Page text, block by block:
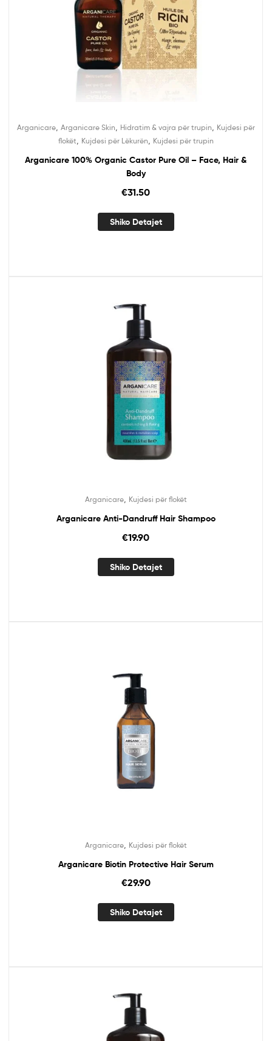
Arganicare, Arganicare Skin Hidratim & vajra për trupin
Kujdesi për
flokët
Kujdesi për Lëkurën Kujdesi për trupin
Arganicare 100% Organic Castor Pure Oil – Face, Hair &
Body
€31.50
Shiko Detajet
Arganicare, Kujdesi për flokët
Arganicare Anti-Dandruff Hair Shampoo
€19.90
Shiko Detajet
Arganicare, Kujdesi për flokët
Arganicare Biotin Protective Hair Serum
€29.90
Shiko Detajet